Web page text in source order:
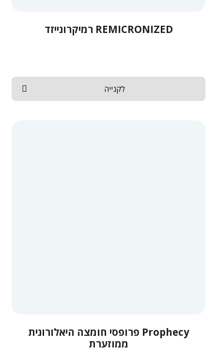
REMICRONIZED רמיקרונייזד
לקנייה
Prophecy פרופסי חומצה היאלורונית
ממוזערת